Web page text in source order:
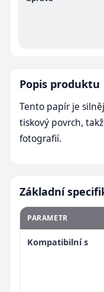
Popis produktu
Tento papír je
tiskový povrch,
fotografií.
Základní
PARAMETR
Kompatibilní s